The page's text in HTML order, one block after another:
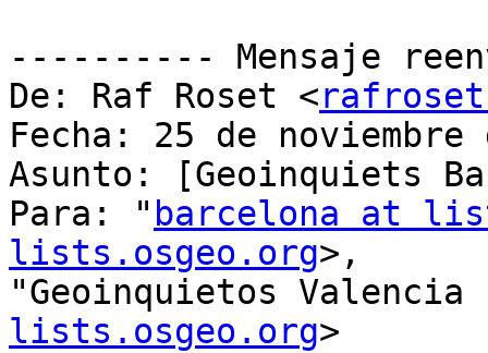
---------- Mensaje
De: Raf Roset <
Fecha: 25 de
Asunto: [Geoinquiets
Para: " barcelona at
lists.osgeo.org>,
"Geoinquietos
lists.osgeo.org>